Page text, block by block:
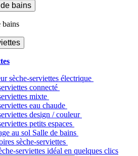
bains
bains
sèche-serviettes électrique
connecté
mixte
eau chaude
design / couleur
petits espaces
au sol Salle de bains
sèche-serviettes
serviettes idéal en quelques clics